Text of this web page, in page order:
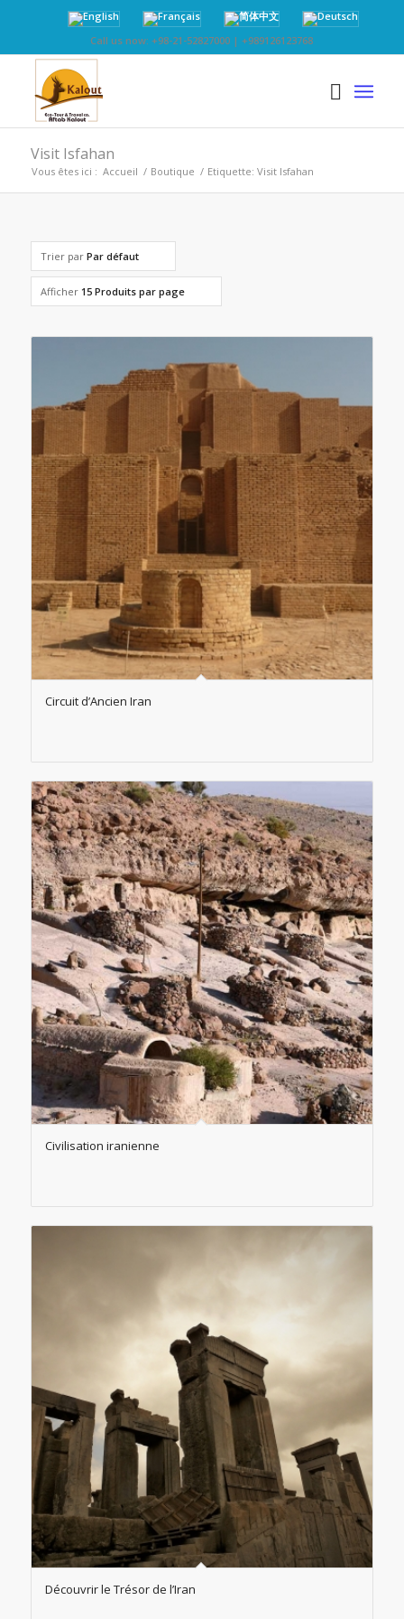
Call us now: +98-21-52827000 | +989126123768
Visit Isfahan
Vous êtes ici : Accueil / Boutique / Etiquette: Visit Isfahan
Trier par Par défaut
Afficher 15 Produits par page
Circuit d’Ancien Iran
Civilisation iranienne
Découvrir le Trésor de l’Iran